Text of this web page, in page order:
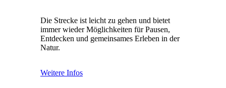
Die Strecke ist leicht zu gehen und bietet
immer wieder Möglichkeiten für Pausen,
Entdecken und gemeinsames Erleben in der
Natur.
Weitere Infos